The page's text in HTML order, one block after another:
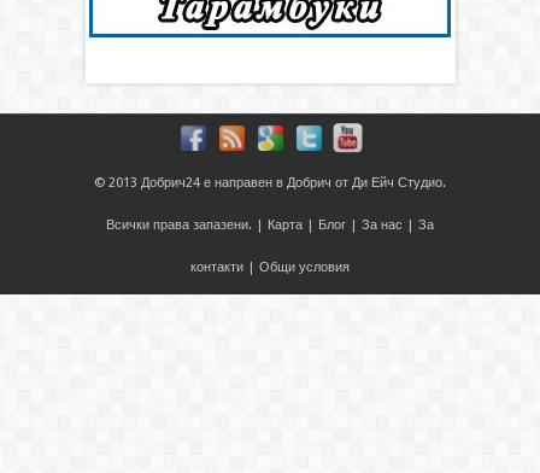
© 2013 Добрич24 е направен в Добрич от Ди Ейч Студио.
Всички права запазени. | Карта | Блог | За нас | За
контакти | Общи условия